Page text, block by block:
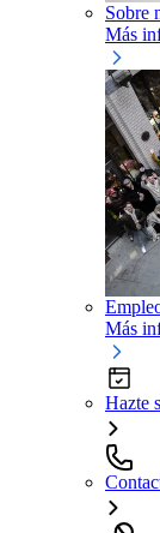
Sobre
Más
Más
Hazte